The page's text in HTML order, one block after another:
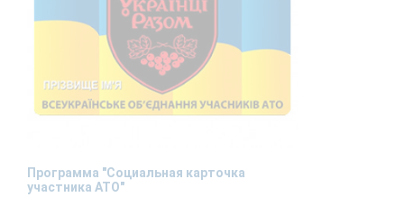
Программа "Социальная карточка
участника АТО"